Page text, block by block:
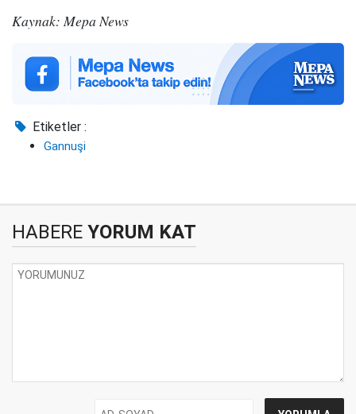
Kaynak: Mepa News
Etiketler :
Gannuşi
HABERE YORUM KAT